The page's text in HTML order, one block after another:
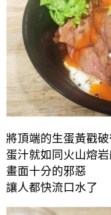
將頂端的生蛋黃戳破
蛋汁就如同火山熔
畫面十分的邪惡
讓人都快流口水了